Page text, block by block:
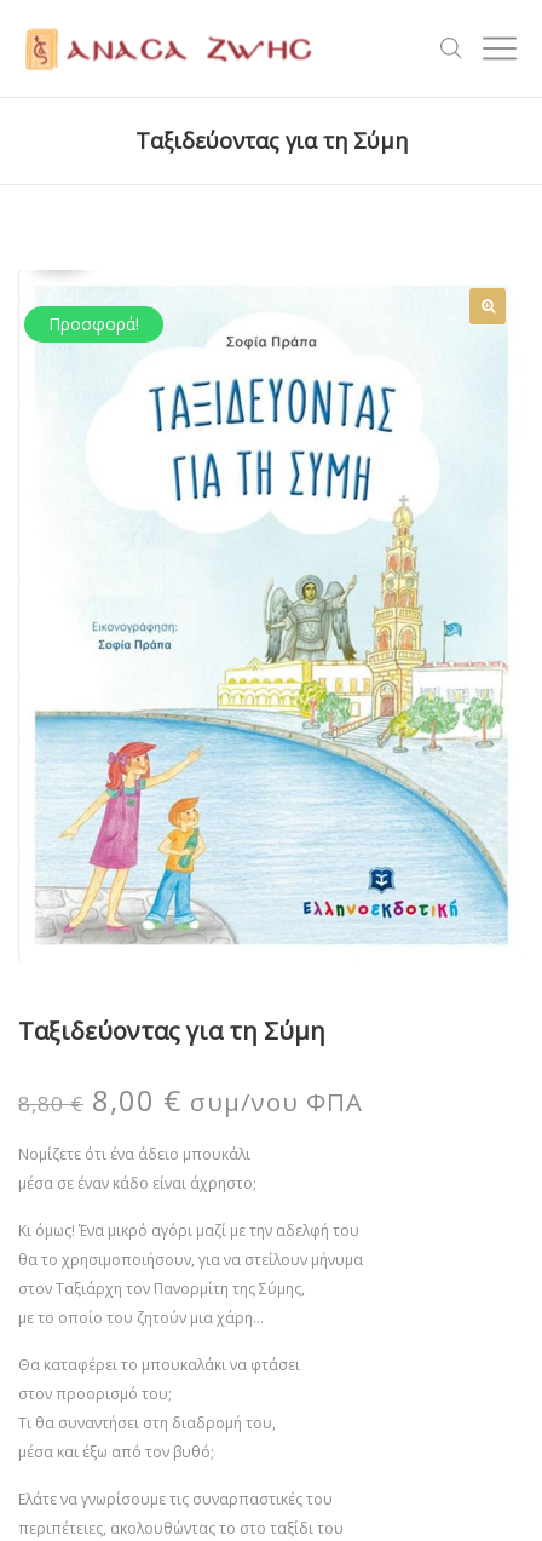
Ταξιδεύοντας για τη Σύμη
Προσφορά!
Ταξιδεύοντας για τη Σύμη
8,80€ 8,00 € συμ/νου ΦΠΑ
Νομίζετε ότι ένα άδειο μπουκάλι
μέσα σε έναν κάδο είναι άχρηστο;
Κι όμως! Ένα μικρό αγόρι μαζί με την αδελφή του
θα το χρησιμοποιήσουν, για να στείλουν μήνυμα
στον Ταξιάρχη τον Πανορμίτη της Σύμης,
με το οποίο του ζητούν μια χάρη…
Θα καταφέρει το μπουκαλάκι να φτάσει
στον προορισμό του;
Τι θα συναντήσει στη διαδρομή του,
μέσα και έξω από τον βυθό;
Ελάτε να γνωρίσουμε τις συναρπαστικές του
περιπέτειες, ακολουθώντας το στο ταξίδι του